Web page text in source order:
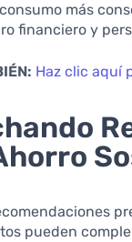
más
financiero y
Haz clic aquí
pueden